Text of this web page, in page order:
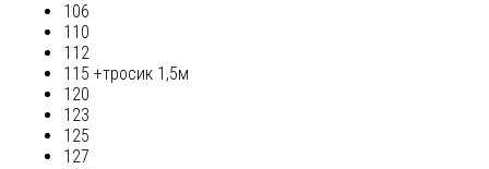
106
110
112
115 +тросик 1,5м
120
123
125
127